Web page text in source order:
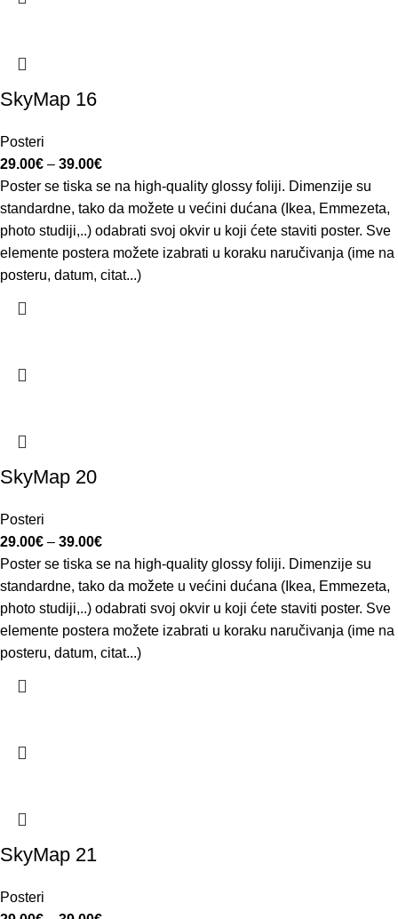
SkyMap 16
Posteri
29.00€ – 39.00€
Poster se tiska se na high-quality glossy foliji. Dimenzije su
standardne, tako da možete u većini dućana (Ikea, Emmezeta,
photo studiji,..) odabrati svoj okvir u koji ćete staviti poster. Sve
elemente postera možete izabrati u koraku naručivanja (ime na
posteru, datum, citat...)
SkyMap 20
Posteri
29.00€ – 39.00€
Poster se tiska se na high-quality glossy foliji. Dimenzije su
standardne, tako da možete u većini dućana (Ikea, Emmezeta,
photo studiji,..) odabrati svoj okvir u koji ćete staviti poster. Sve
elemente postera možete izabrati u koraku naručivanja (ime na
posteru, datum, citat...)
SkyMap 21
Posteri